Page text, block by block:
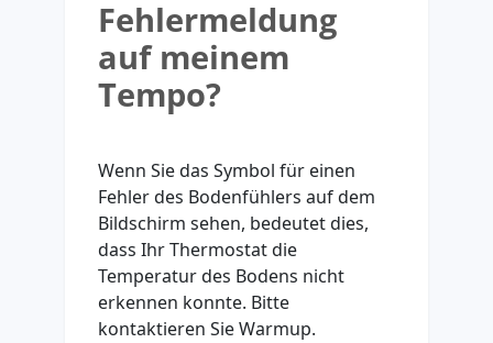
Fehlermeldung
auf meinem
Tempo?
Wenn Sie das Symbol für einen
Fehler des Bodenfühlers auf dem
Bildschirm sehen, bedeutet dies,
dass Ihr Thermostat die
Temperatur des Bodens nicht
erkennen konnte. Bitte
kontaktieren Sie Warmup.